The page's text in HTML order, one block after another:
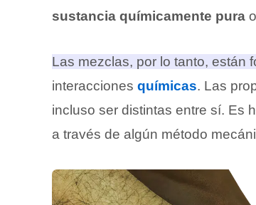
sustancia químicamente pura o
Las mezclas, por lo tanto, están
interacciones químicas. Las
incluso ser distintas entre sí. Es
a través de algún método